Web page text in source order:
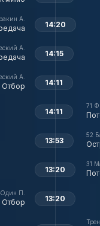
А.
14:20
А.
14:15
А.
Отбор 14:11
71
14:11
52
13:53
31
13:20
Юдин П.
Отбор 13:20